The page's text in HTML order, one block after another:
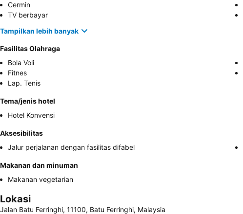
Cermin
TV berbayar
Tampilkan lebih banyak
Fasilitas Olahraga
Bola Voli
Fitnes
Lap. Tenis
Tema/jenis hotel
Hotel Konvensi
Aksesibilitas
Jalur perjalanan dengan fasilitas difabel
Makanan dan minuman
Makanan vegetarian
Lokasi
Jalan Batu Ferringhi, 11100, Batu Ferringhi, Malaysia